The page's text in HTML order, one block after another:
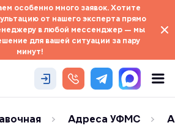
особенно много заявок. Хотите
от нашего эксперта прямо
в любой мессенджер — мы
для вашей ситуации за пару
минут!
Адреса УФМС